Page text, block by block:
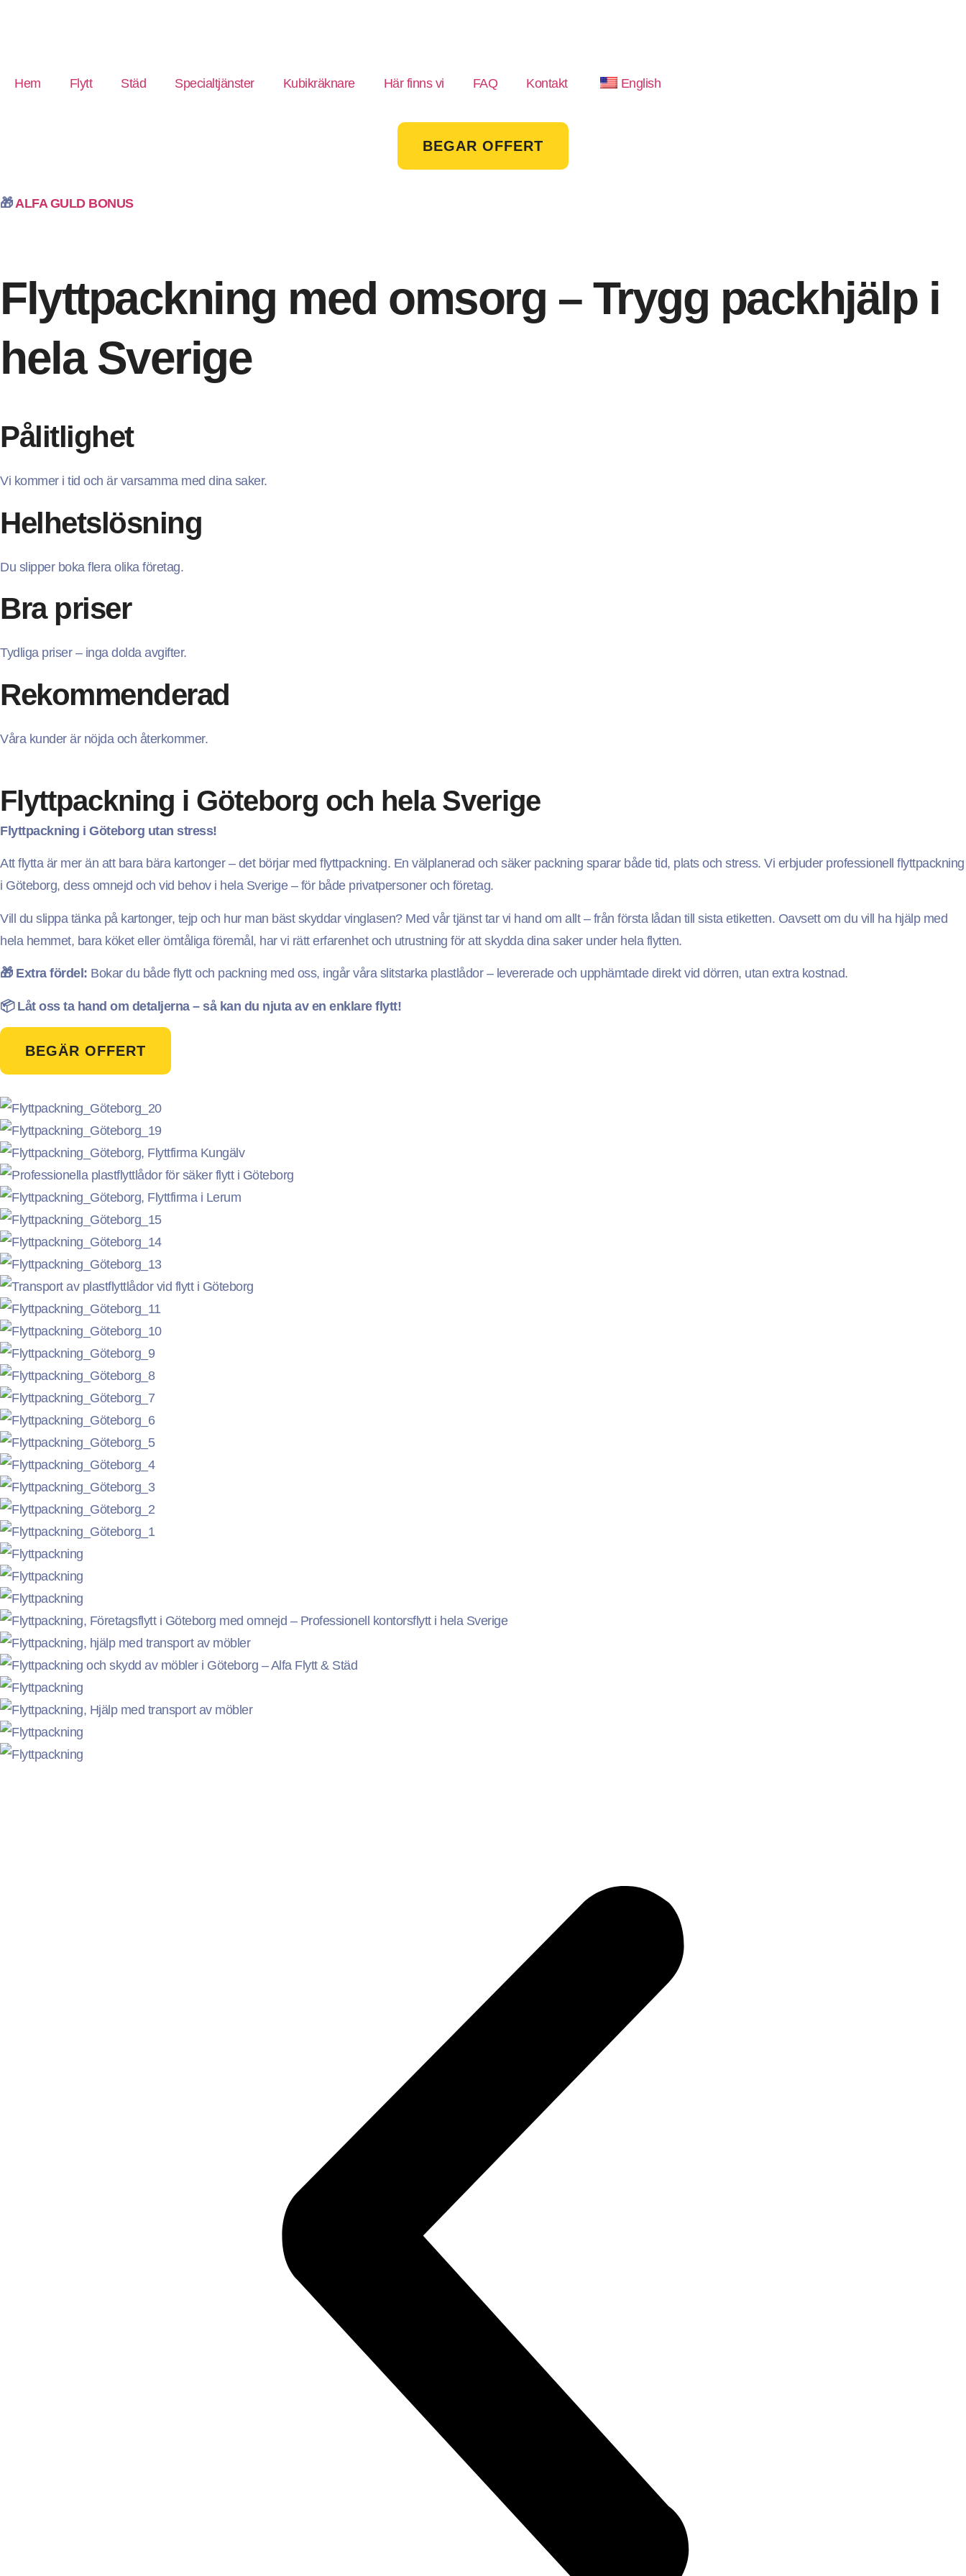
Hem Flytt Städ Specialtjänster Kubikräknare Här finns vi FAQ Kontakt English
BEGAR OFFERT
🎁ALFA GULD BONUS
Flyttpackning med omsorg – Trygg packhjälp i
hela Sverige
Pålitlighet
Vi kommer i tid och är varsamma med dina saker.
Helhetslösning
Du slipper boka flera olika företag.
Bra priser
Tydliga priser – inga dolda avgifter.
Rekommenderad
Våra kunder är nöjda och återkommer.
Flyttpackning i Göteborg och hela Sverige
Flyttpackning i Göteborg utan stress!
Att flytta är mer än att bara bära kartonger – det börjar med flyttpackning. En välplanerad och säker packning sparar både tid, plats och stress. Vi erbjuder professionell flyttpackning
i Göteborg, dess omnejd och vid behov i hela Sverige – för både privatpersoner och företag.
Vill du slippa tänka på kartonger, tejp och hur man bäst skyddar vinglasen? Med vår tjänst tar vi hand om allt – från första lådan till sista etiketten. Oavsett om du vill ha hjälp med
hela hemmet, bara köket eller ömtåliga föremål, har vi rätt erfarenhet och utrustning för att skydda dina saker under hela flytten.
🎁 Extra fördel: Bokar du både flytt och packning med oss, ingår våra slitstarka plastlådor – levererade och upphämtade direkt vid dörren, utan extra kostnad.
📦 Låt oss ta hand om detaljerna – så kan du njuta av en enklare flytt!
BEGÄR OFFERT